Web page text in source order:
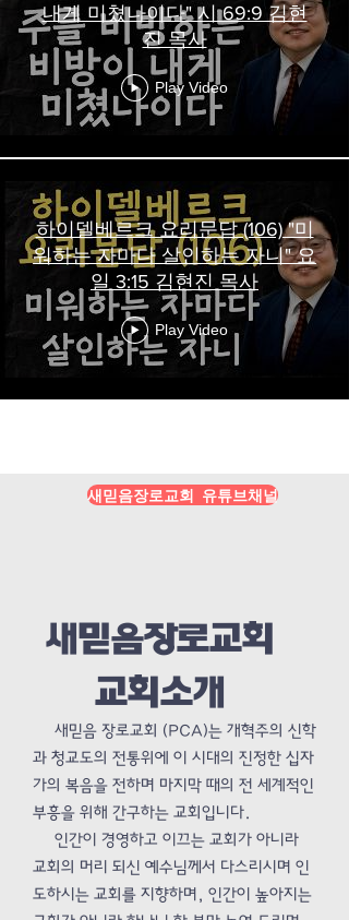
내게 미쳤나이다" 시 69:9 김현
진 목사
Play Video
하이델베르크 요리문답 (106) "미
워하는 자마다 살인하는 자니" 요
일 3:15 김현진 목사
Play Video
새믿음장로교회 유튜브채널
새믿음 장로교회 (PCA)는 개혁주의 신학
과 청교도의 전통위에 이 시대의 진정한 십자
가의 복음을 전하며 마지막 때의 전 세계적인
부흥을 위해 간구하는 교회입니다.
인간이 경영하고 이끄는 교회가 아니라
교회의 머리 되신 예수님께서 다스리시며 인
도하시는 교회를 지향하며, 인간이 높아지는
새믿음장로교회
교회소개